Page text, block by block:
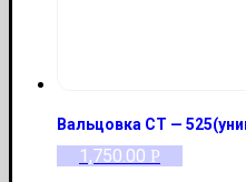
Вальцовка CT —
1,750.00 Р